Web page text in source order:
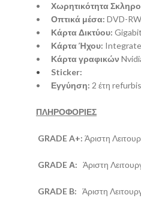
• Χωρητικότητα
• Οπτικά μέσα: DVD-RW
• Κάρτα Δικτύου:
• Κάρτα Ήχου:
• Κάρτα γραφικών
• Sticker:
• Εγγύηση: 2 έτη
ΠΛΗΡΟΦΟΡΙΕΣ
GRADE A+: Άριστη
GRADE Α: Άριστη
GRADE B: Άριστη